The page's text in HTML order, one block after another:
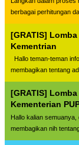
berbagai perhitungan
[GRATIS]
Kementrian
Hallo teman-teman
membagikan tentang
[GRATIS]
Kementerian
Hallo kalian
membagikan nih